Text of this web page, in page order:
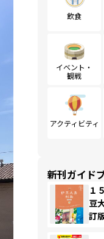
飲食
イベント・
観戦
アクティビティ
新刊ガイド
１
豆
訂